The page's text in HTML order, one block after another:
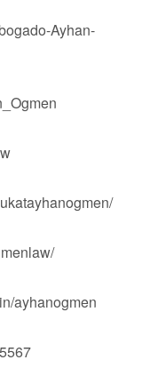
Ayhan-
ayhanogmen